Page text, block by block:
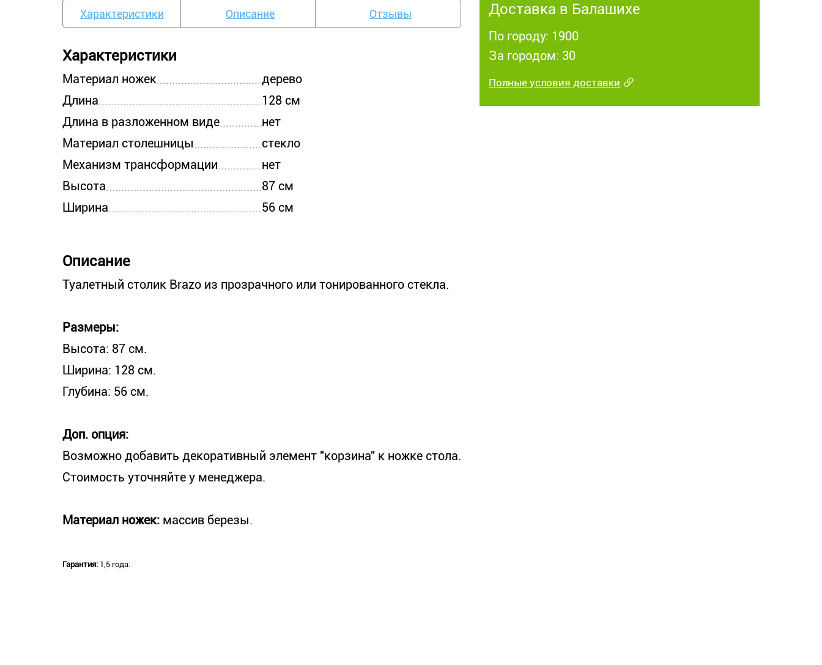
Характеристики Описание Отзывы
Характеристики
Материал ножек
дерево
Длина
128 см
Длина в разложенном виде
нет
Материал столешницы
стекло
Механизм трансформации
нет
Высота
87 см
Ширина
56 см
Описание
Туалетный столик Brazo из прозрачного или тонированного стекла.
Размеры:
Высота: 87 см.
Ширина: 128 см.
Глубина: 56 см.
Доп. опция:
Возможно добавить декоративный элемент "корзина" к ножке стола.
Стоимость уточняйте у менеджера.
Материал ножек: массив березы.
Гарантия: 1,5 года.
Доставка в Балашихе
По городу: 1900
За городом: 30
Полные условия доставки